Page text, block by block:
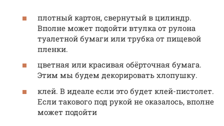
плотный картон, свернутый в цилиндр.
Вполне может подойти втулка от рулона
туалетной бумаги или трубка от пищевой
пленки.
цветная или красивая обёрточная бумага.
Этим мы будем декорировать хлопушку.
клей. В идеале если это будет клей-пистолет.
Если такового под рукой не оказалось, вполне
может подойти